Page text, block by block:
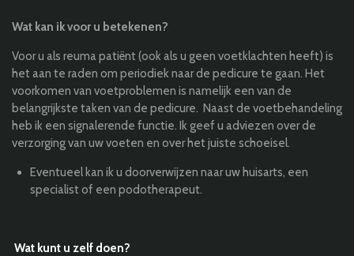
Wat kan ik voor u betekenen?
Voor u als reuma patiënt (ook als u geen voetklachten heeft) is
het aan te raden om periodiek naar de pedicure te gaan. Het
voorkomen van voetproblemen is namelijk een van de
belangrijkste taken van de pedicure. Naast de voetbehandeling
heb ik een signalerende functie. Ik geef u adviezen over de
verzorging van uw voeten en over het juiste schoeisel.
Eventueel kan ik u doorverwijzen naar uw huisarts, een
specialist of een podotherapeut.
Wat kunt u zelf doen?